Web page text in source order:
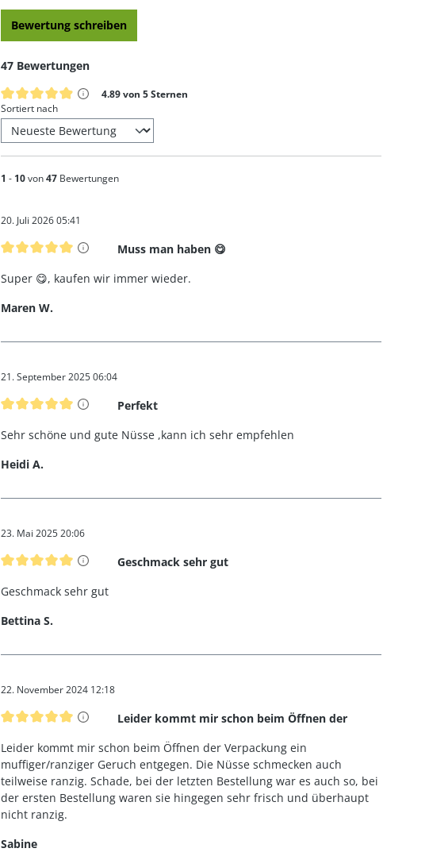
Bewertung schreiben
47 Bewertungen
Durchschnittliche Bewertung von 4.89 von 5 Sternen
4.89 von 5 Sternen
Sortiert nach
1 - 10von47 Bewertungen
20. Juli 2026 05:41
Bewertung mit 5 von 5 SternenMuss man haben 😋
Super 😋, kaufen wir immer wieder.
Maren W.
21. September 2025 06:04
Bewertung mit 5 von 5 Sternen
Perfekt
Sehr schöne und gute Nüsse ,kann ich sehr empfehlen
Heidi A.
23. Mai 2025 20:06
Bewertung mit 5 von 5 SternenGeschmack sehr gut
Geschmack sehr gut
Bettina S.
22. November 2024 12:18
Bewertung mit 5 von 5 SternenLeider kommt mir schon beim Öffnen der
Leider kommt mir schon beim Öffnen der Verpackung ein
muffiger/ranziger Geruch entgegen. Die Nüsse schmecken auch
teilweise ranzig. Schade, bei der letzten Bestellung war es auch so, bei
der ersten Bestellung waren sie hingegen sehr frisch und überhaupt
nicht ranzig.
Sabine